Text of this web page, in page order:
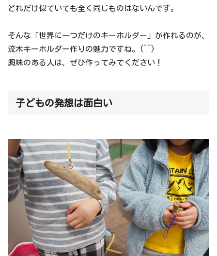
どれだけ似ていても全く同じものはないんです。
そんな「世界に一つだけのキーホルダー」が作れるのが、
流木キーホルダー作りの魅力ですね。(^^)
興味のある人は、ぜひ作ってみてください！
子どもの発想は面白い